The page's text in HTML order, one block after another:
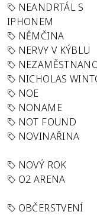
NEANDRTÁL S
IPHONEM
NĚMČINA
NERVY V KÝBLU
NICHOLAS
NOE
NONAME
NOT FOUND
NOVINAŘINA
NOVÝ ROK
O2 ARENA
OBČERSTVENÍ